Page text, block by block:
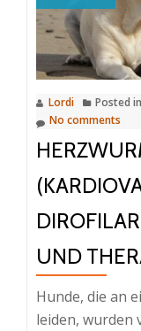
Lordi Posted in
No comments
UND
Hunde, die an
leiden, wurden